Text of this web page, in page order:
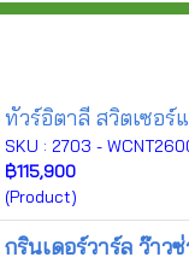
ทัวร์อิตาลี สวิตเซอร์
SKU : 2703 -
฿115,900
(Product)
กรินเดอร์วาร์ล ว๊า